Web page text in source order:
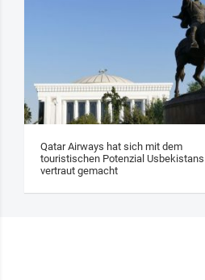
Qatar Airways hat sich mit dem
touristischen Potenzial Usbekistans
vertraut gemacht